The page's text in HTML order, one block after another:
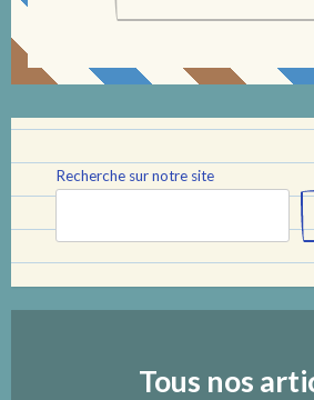
Recherche sur notre site
Tous nos